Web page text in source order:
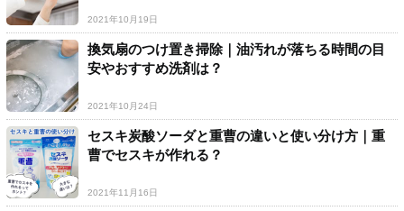
2021年10月19日
換気扇のつけ置き掃除｜油汚れが落ちる時間の目
安やおすすめ洗剤は？
2021年10月24日
セスキ炭酸ソーダと重曹の違いと使い分け方｜重
曹でセスキが作れる？
2021年11月16日